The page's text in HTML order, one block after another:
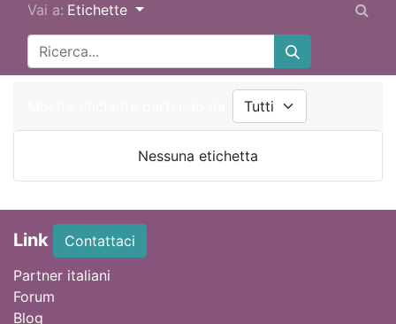
Vai a: Etichette
Nessuna etichetta
Link
Contattaci
Partner italiani
Forum
Blog